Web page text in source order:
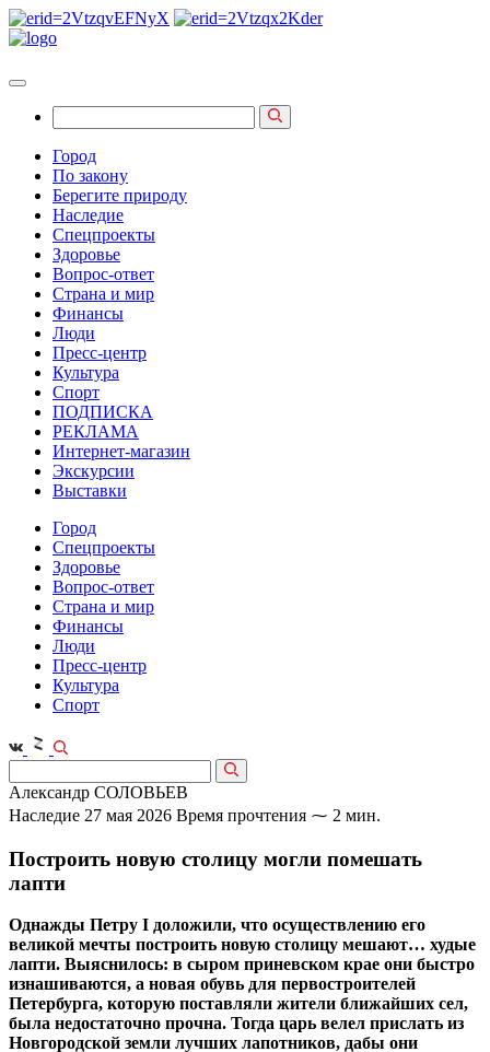
Город
По закону
Берегите природу
Наследие
Спецпроекты
Здоровье
Вопрос-ответ
Страна и мир
Финансы
Люди
Пресс-центр
Культура
Спорт
ПОДПИСКА
РЕКЛАМА
Интернет-магазин
Экскурсии
Выставки
Город
Спецпроекты
Здоровье
Вопрос-ответ
Страна и мир
Финансы
Люди
Пресс-центр
Культура
Спорт
Александр СОЛОВЬЕВ
Наследие 27 мая 2026 Время прочтения ⁓ 2 мин.
Построить новую столицу могли помешать
лапти
Однажды Петру I доложили, что осуществлению его
великой мечты построить новую столицу мешают… худые
лапти. Выяснилось: в сыром приневском крае они быстро
изнашиваются, а новая обувь для первостроителей
Петербурга, которую поставляли жители ближайших сел,
была недостаточно прочна. Тогда царь велел прислать из
Новгородской земли лучших лапотников, дабы они